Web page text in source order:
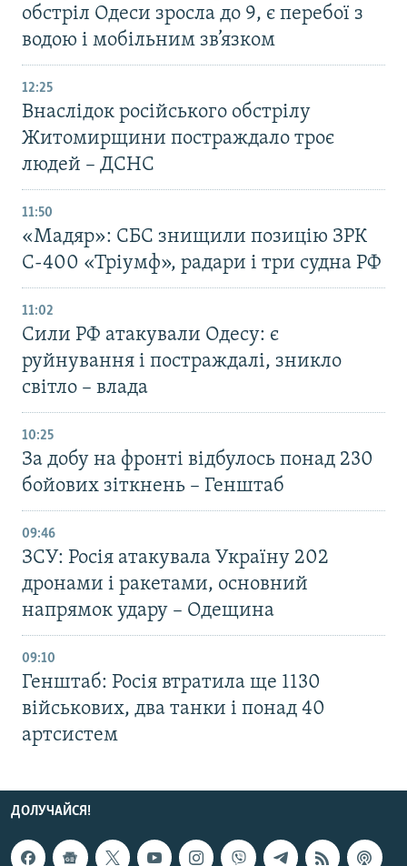
обстріл Одеси зросла до 9, є перебої з
водою і мобільним зв’язком
12:25
Внаслідок російського обстрілу
Житомирщини постраждало троє
людей – ДСНС
11:50
«Мадяр»: СБС знищили позицію ЗРК
С-400 «Тріумф», радари і три судна РФ
11:02
Сили РФ атакували Одесу: є
руйнування і постраждалі, зникло
світло – влада
10:25
За добу на фронті відбулось понад 230
бойових зіткнень – Генштаб
09:46
ЗСУ: Росія атакувала Україну 202
дронами і ракетами, основний
напрямок удару – Одещина
09:10
Генштаб: Росія втратила ще 1130
військових, два танки і понад 40
артсистем
ДОЛУЧАЙСЯ!